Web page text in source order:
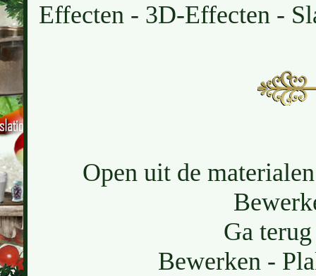
Effecten - 3D-Effecten -
Open uit de
Ga
Bewerken -